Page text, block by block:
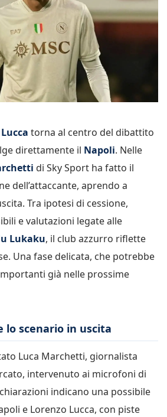
torna al centro del dibattito
direttamente il Napoli. Nelle
di Sky Sport ha fatto il
dell’attaccante, aprendo a
Tra ipotesi di cessione,
e valutazioni legate alle
Lukaku, il club azzurro riflette
Una fase delicata, che potrebbe
già nelle prossime
lo scenario in uscita
Luca Marchetti, giornalista
intervenuto ai microfoni di
indicano una possibile
e Lorenzo Lucca, con piste